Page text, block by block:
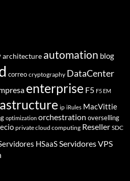
architecture automation blog
correo cryptography DataCenter
enterprise F5 F5 EM
ip iRules MacVittie
optimization orchestration overselling
private cloud computing Reseller SDC
HSaaSServidores VPS